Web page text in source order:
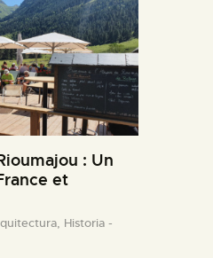
: Un
et
Historia -